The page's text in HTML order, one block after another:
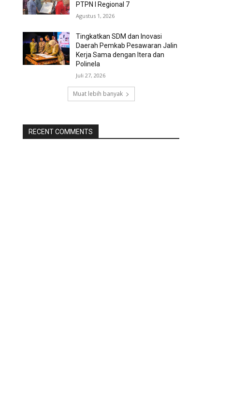
PTPN I Regional 7
Agustus 1, 2026
Tingkatkan SDM dan Inovasi
Daerah Pemkab Pesawaran Jalin
Kerja Sama dengan Itera dan
Polinela
Juli 27, 2026
Muat lebih banyak
RECENT COMMENTS